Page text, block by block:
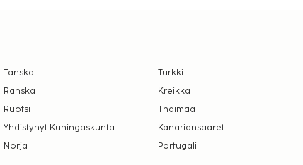
Tanska
Turkki
Ranska
Kreikka
Ruotsi
Thaimaa
Yhdistynyt Kuningaskunta
Kanariansaaret
Norja Portugali